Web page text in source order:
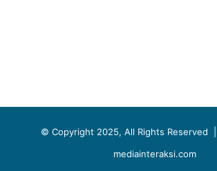
© Copyright 2025, All Rights Reserved |
mediainteraksi.com